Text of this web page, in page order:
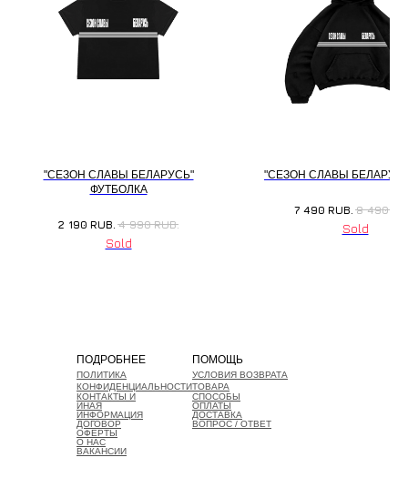
"СЕЗОН СЛАВЫ БЕЛАРУСЬ"
ФУТБОЛКА
2 190 RUB. 4 990 RUB.
"СЕЗОН СЛАВЫ
7 490 RUB. 8 490
ПОДРОБНЕЕ
ПОЛИТИКА
КОНФИДЕНЦИАЛЬНОСТИ
КОНТАКТЫ И
ИНАЯ
ИНФОРМАЦИЯ
ДОГОВОР
ОФЕРТЫ
О НАС
ВАКАНСИИ
ПОМОЩЬ
УСЛОВИЯ ВОЗВРАТА
ТОВАРА
СПОСОБЫ
ОПЛАТЫ
ДОСТАВКА
ВОПРОС / ОТВЕТ